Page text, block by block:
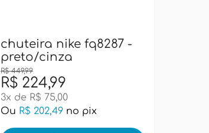
chuteira nike fq8287 -
preto/cinza
R$ 224,99
R$ 449,99
3x de R$ 75,00
Ou R$ 202,49 no pix